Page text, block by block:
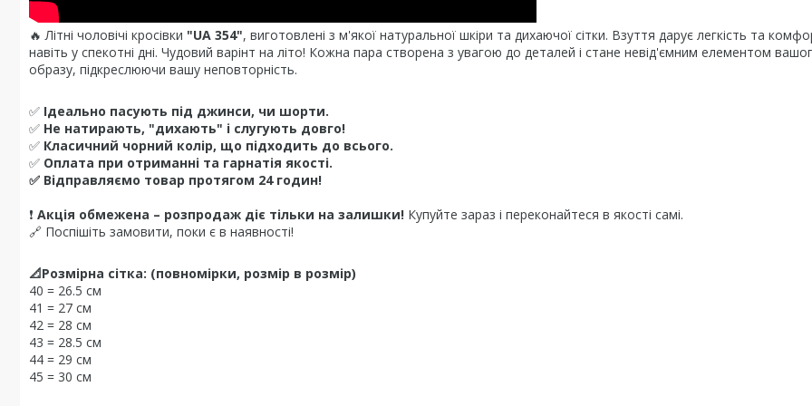
🔥 Літні чоловічі кросівки "UA 354", виготовлені з м'якої натуральної шкіри та дихаючої сітки. Взуття дарує легкість та
навіть у спекотні дні. Чудовий варінт на літо! Кожна пара створена з увагою до деталей і стане невід'ємним елементом
образу, підкреслюючи вашу неповторність.
✅ Ідеально пасують під джинси, чи шорти.
✅ Не натирають, "дихають" і слугують довго!
✅ Класичний чорний колір, що підходить до всього.
✅ Оплата при отриманні та гарнатія якості.
✅ Відправляємо товар протягом 24 годин!
❗ Акція обмежена – розпродаж діє тільки на залишки! Купуйте зараз і переконайтеся в якості самі.
🔗 Поспішіть замовити, поки є в наявності!
📐Розмірна сітка: (повномірки, розмір в розмір)
40 = 26.5 см
41 = 27 см
42 = 28 см
43 = 28.5 см
44 = 29 см
45 = 30 см